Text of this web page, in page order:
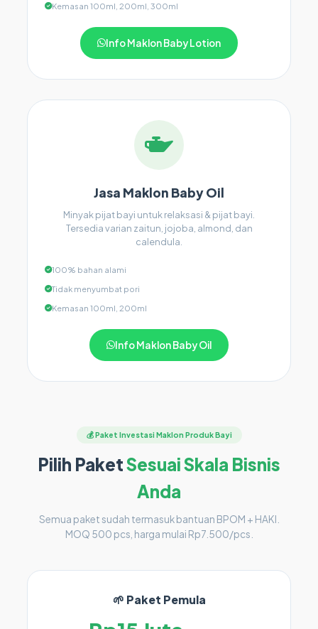
Kemasan 100ml, 200ml, 300ml
Info Maklon Baby Lotion
Jasa Maklon Baby Oil
Minyak pijat bayi untuk relaksasi & pijat bayi.
Tersedia varian zaitun, jojoba, almond, dan
calendula.
100% bahan alami
Tidak menyumbat pori
Kemasan 100ml, 200ml
Info Maklon Baby Oil
💰 Paket Investasi Maklon Produk Bayi
Pilih PaketSesuai Skala Bisnis
Anda
Semua paket sudah termasuk bantuan BPOM + HAKI.
MOQ 500 pcs, harga mulai Rp7.500/pcs.
🌱 Paket Pemula